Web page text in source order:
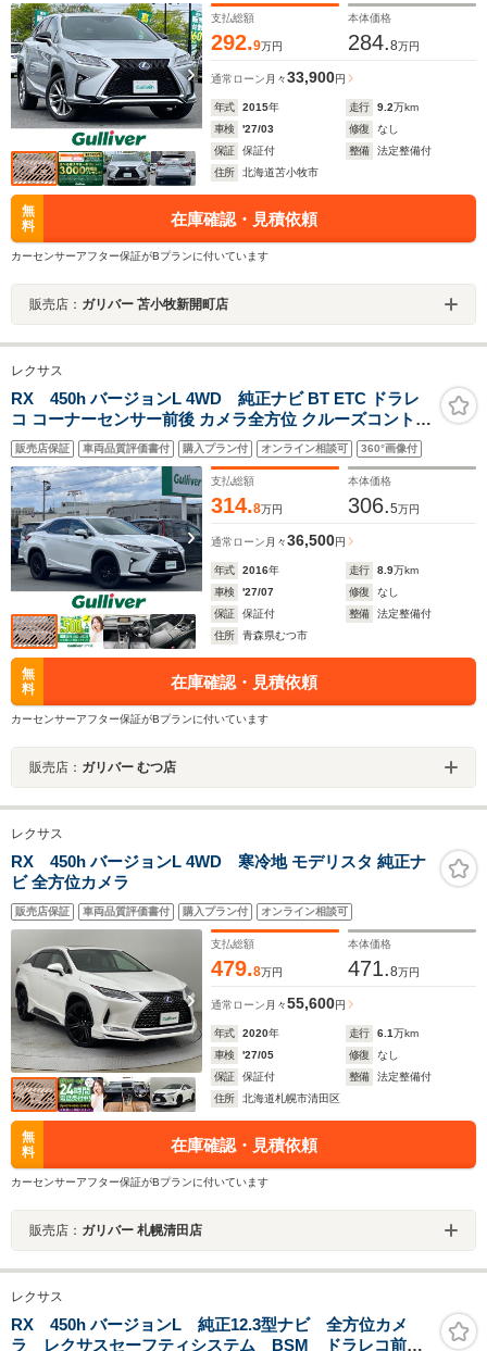
支払総額
292.9万円
本体価格
284.8万円
通常ローン 月々33,900円
年式 2015年 走行 9.2万km
車検
'27/03 修復
なし
保証
保証付 整備
法定整備付
住所
北海道苫小牧市
無
料
在庫確認・見積依頼
カーセンサーアフター保証がBプランに付いています
販売店： ガリバー 苫小牧新開町店
レクサス
RX 450h バージョンL 4WD 純正ナビ BT ETC ドラレ
コ コーナーセンサー前後 カメラ全方位 クルーズコントロ
ール スペアキー 横滑り防止 盗難防止 オートライト オー
トマチックハイビーム
販売店保証 車両品質評価書付 購入プラン付 オンライン相談可 360°画像付
支払総額
314.8万円
本体価格
306.5万円
通常ローン 月々36,500円
年式 2016年 走行 8.9万km
車検
'27/07 修復
なし
保証
保証付 整備
法定整備付
住所
青森県むつ市
無
料
在庫確認・見積依頼
カーセンサーアフター保証がBプランに付いています
販売店： ガリバー むつ店
レクサス
RX 450h バージョンL 4WD 寒冷地 モデリスタ 純正ナ
ビ 全方位カメラ
販売店保証 車両品質評価書付 購入プラン付 オンライン相談可
支払総額
479.8万円
本体価格
471.8万円
通常ローン 月々55,600円
年式 2020年 走行 6.1万km
車検
'27/05 修復
なし
保証
保証付 整備
法定整備付
住所
北海道札幌市清田区
無
料
在庫確認・見積依頼
カーセンサーアフター保証がBプランに付いています
販売店： ガリバー 札幌清田店
レクサス
RX 450h バージョンL 純正12.3型ナビ 全方位カメ
ラ レクサスセーフティシステム BSM ドラレコ前